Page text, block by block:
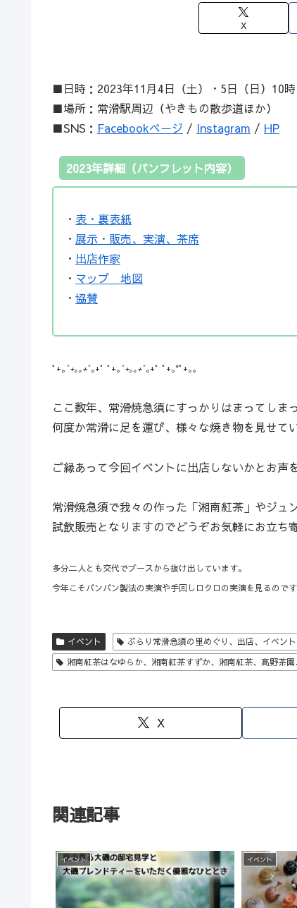
X
■日時：2023年11月4日（土）・5日（日）10
■場所：常滑駅周辺（やきもの散歩道ほか）
■SNS： Facebookページ / Instagram / HP
2023年詳細（パンフレット内容）
・ 表・裏表紙
・ 展示・販売、実演、茶席
・ 出店作家
・ マップ 地図
・ 協賛
ﾟ+｡ﾟ+｡｡+ﾟ｡+ﾟ ﾟ+｡ﾟ+｡｡+ﾟ｡+ﾟ ﾟ+｡*ﾟ+｡｡
ここ数年、常滑焼急須にすっかりはまってしま
何度か常滑に足を運び、様々な焼き物を見せて
ご縁あって今回イベントに出店しないかとお声
常滑焼急須で我々の作った「湘南紅茶」やジュ
試飲販売となりますのでどうぞお気軽にお立ち
多分二人とも交代でブースから抜け出しています。
今年こそパンパン製法の実演や手回しロクロの実演を見るのです
イベント
ぶらり常滑急須の里めぐり、出店、イベン
湘南紅茶はなゆらか、湘南紅茶すずか、湘南紅茶、髙野茶
X
関連記事
イベント イベント